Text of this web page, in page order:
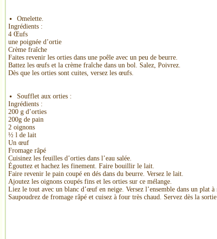
Omelette.
Ingrédients :
4 Œufs
une poignée d’ortie
Crème fraîche
Faites revenir les orties dans une poêle avec un peu de beurre.
Battez les œufs et la crème fraîche dans un bol. Salez, Poivrez.
Dès que les orties sont cuites, versez les œufs.
Soufflet aux orties :
Ingrédients :
200 g d’orties
200g de pain
2 oignons
½ l de lait
Un œuf
Fromage râpé
Cuisinez les feuilles d’orties dans l’eau salée.
Égouttez et hachez les finement. Faire bouillir le lait.
Faire revenir le pain coupé en dés dans du beurre. Versez le lait.
Ajoutez les oignons coupés fins et les orties sur ce mélange.
Liez le tout avec un blanc d’œuf en neige. Versez l’ensemble dans un plat
Saupoudrez de fromage râpé et cuisez à four très chaud. Servez dès la